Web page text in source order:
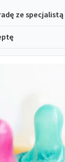
ze specjalistą